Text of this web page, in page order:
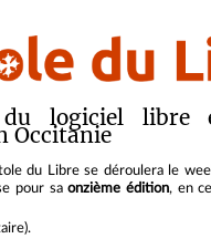
du logiciel
Occitanie
du Libre se déroulera le
pour saonzième édition, en
).